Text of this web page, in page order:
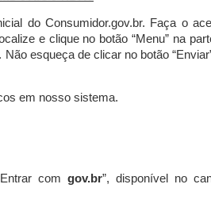
do Consumidor.gov.br. Faça o
e clique no botão “Menu” na
esqueça de clicar no botão
em nosso sistema.
com gov.br”, disponível no